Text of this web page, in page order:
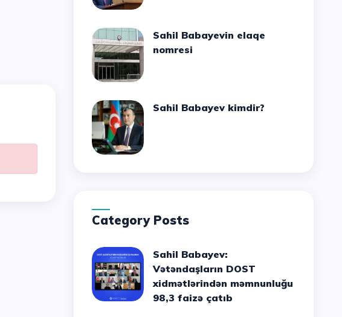
Sahil Babayevin elaqe
nomresi
Sahil Babayev kimdir?
Category Posts
Sahil Babayev:
Vətəndaşların DOST
xidmətlərindən məmnunluğu
98,3 faizə çatıb